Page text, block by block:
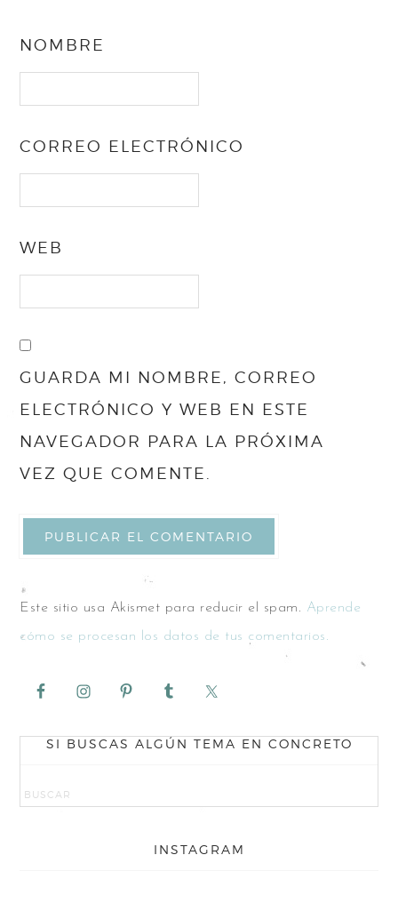
NOMBRE
CORREO ELECTRÓNICO
WEB
GUARDA MI NOMBRE, CORREO
ELECTRÓNICO Y WEB EN ESTE
NAVEGADOR PARA LA PRÓXIMA
VEZ QUE COMENTE.
Este sitio usa Akismet para reducir el spam. Aprende
cómo se procesan los datos de tus comentarios.
SI BUSCAS ALGÚN TEMA EN CONCRETO
INSTAGRAM